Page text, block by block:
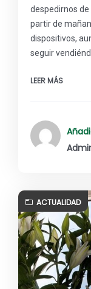
despedirnos
partir de
dispositivos,
seguir
LEER MÁS
ACTUALIDAD